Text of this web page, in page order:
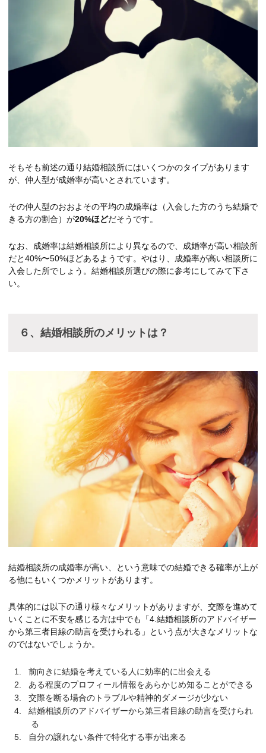
そもそも前述の通り結婚相談所にはいくつかのタイプがあります
が、仲人型が成婚率が高いとされています。
その仲人型のおおよその平均の成婚率は（入会した方のうち結婚で
きる方の割合）が20%ほどだそうです。
なお、成婚率は結婚相談所により異なるので、成婚率が高い相談所
だと40%〜50%ほどあるようです。やはり、成婚率が高い相談所に
入会した所でしょう。結婚相談所選びの際に参考にしてみて下さ
い。
６、結婚相談所のメリットは？
結婚相談所の成婚率が高い、という意味での結婚できる確率が上が
る他にもいくつかメリットがあります。
具体的には以下の通り様々なメリットがありますが、交際を進めて
いくことに不安を感じる方は中でも「4.結婚相談所のアドバイザー
から第三者目線の助言を受けられる」という点が大きなメリットな
のではないでしょうか。
前向きに結婚を考えている人に効率的に出会える
ある程度のプロフィール情報をあらかじめ知ることができる
交際を断る場合のトラブルや精神的ダメージが少ない
結婚相談所のアドバイザーから第三者目線の助言を受けられ
る
自分の譲れない条件で特化する事が出来る